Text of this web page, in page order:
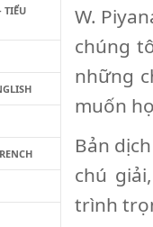
W.
chúng
những
muốn
Bản
chú
trình
TIỂU